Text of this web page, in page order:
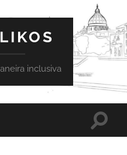
inclusiva
Toggle